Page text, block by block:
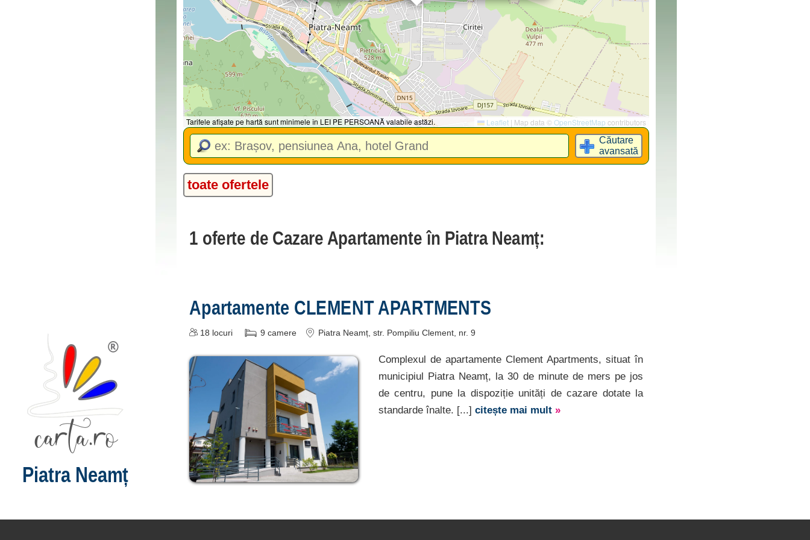
Tarifele afișate pe hartă sunt minimele în LEI PE PERSOANĂ valabile astăzi. Leaflet | Map data ©OpenStreetMap contributors
Căutare
avansată
toate ofertele
1 oferte de Cazare Apartamente în Piatra Neamț:
Apartamente CLEMENT APARTMENTS
18 locuri 9 camere Piatra Neamț , str. Pompiliu Clement, nr. 9
Complexul de apartamente Clement Apartments, situat în
municipiul Piatra Neamț, la 30 de minute de mers pe jos
de centru, pune la dispoziție unități de cazare dotate la
standarde înalte. [...] citește mai mult »
Piatra Neamț